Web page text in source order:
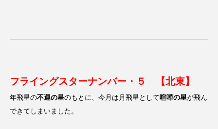
フライングスターナンバー・５ 【北東】
年飛星の不運の星のもとに、今月は月飛星として喧嘩の星が飛ん
できてしまいました。